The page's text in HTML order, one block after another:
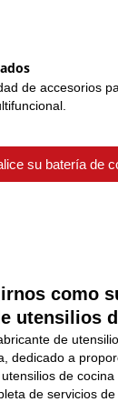
de accesorios
su batería de
como
utensilios
de
dedicado a
de
de servicios de